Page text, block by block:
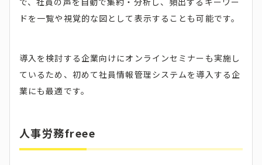
ドを一覧や視覚的な図として表示することも可能です。
導入を検討する企業向けにオンラインセミナーも実施し
ているため、初めて社員情報管理システムを導入する企
業にも最適です。
人事労務freee